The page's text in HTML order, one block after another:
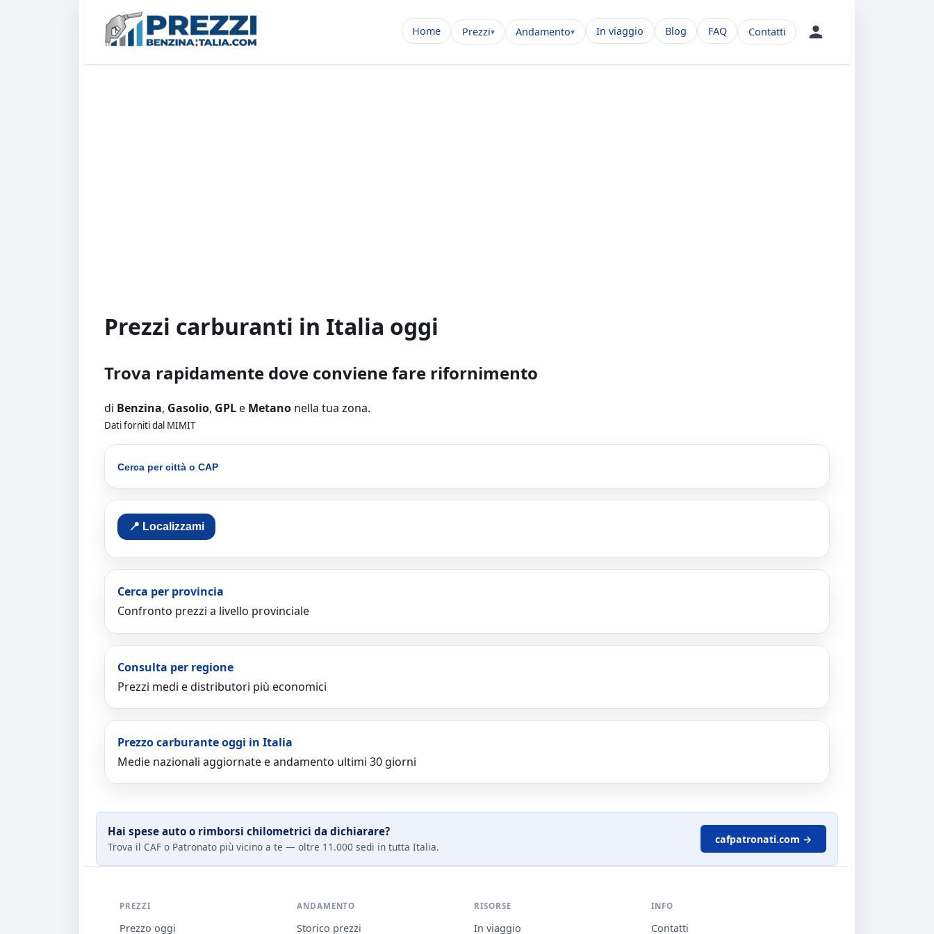
Home Prezzi Andamento In viaggio Blog FAQ Contatti
Prezzi carburanti in Italia oggi
Trova rapidamente dove conviene fare rifornimento
di Benzina, Gasolio, GPLe Metano nella tua zona.
Dati forniti dal MIMIT
Cerca per città o CAP
📍 Localizzami
Cerca per provincia
Confronto prezzi a livello provinciale
Consulta per regione
Prezzi medi e distributori più economici
Prezzo carburante oggi in Italia
Medie nazionali aggiornate e andamento ultimi 30 giorni
Hai spese auto o rimborsi chilometrici da dichiarare?
Trova il CAF o Patronato più vicino a te — oltre 11.000 sedi in tutta Italia.
cafpatronati.com →
PREZZI
Prezzo oggi
ANDAMENTO
Storico prezzi
RISORSE
In viaggio
INFO
Contatti